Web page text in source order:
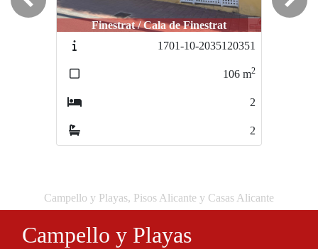
Finestrat / Cala de Finestrat
1701-10-2035120351
106m 2
Benidorm / Benidorm
1687-ERN-10072025
Previous Next
Campello y Playas, Pisos Alicante y Casas Alicante
Campello y Playas